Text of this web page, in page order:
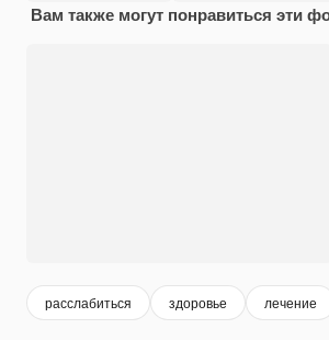
Вам также могут понравиться эти
расслабиться здоровье лечение